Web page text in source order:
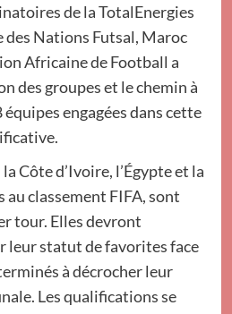
de la TotalEnergies
des Nations Futsal, Maroc
Africaine de Football a
des groupes et le chemin à
engagées dans cette
Côte d’Ivoire, l’Égypte et la
au classement FIFA, sont
tour. Elles devront
leur statut de favorites face
à décrocher leur
Les qualifications se